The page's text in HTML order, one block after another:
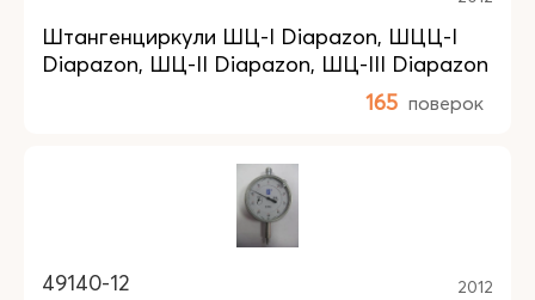
Штангенциркули ШЦ-I Diapazon, ШЦЦ-I
Diapazon, ШЦ-II Diapazon, ШЦ-III Diapazon
165 поверок
49140-12 2012